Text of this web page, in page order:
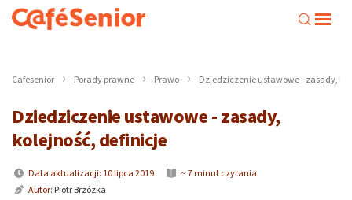
Cafesenior Porady prawne Prawo Dziedziczenie ustawowe - zasady,
Dziedziczenie ustawowe - zasady,
kolejność, definicje
Data aktualizacji: 10 lipca 2019
~ 7 minut czytania
Autor: Piotr Brzózka